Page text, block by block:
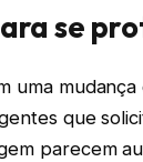
se
uma
que
parecem